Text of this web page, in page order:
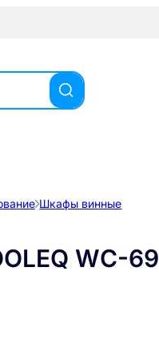
Шкафы винные
WC-69